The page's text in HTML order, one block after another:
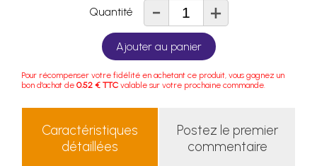
Quantité - +
Ajouter au panier
Pour récompenser votre fidélité en achetant ce produit, vous gagnez un
bon d'achat de 0.52 € TTC valable sur votre prochaine commande.
Caractéristiques
détaillées
Postez le premier
commentaire